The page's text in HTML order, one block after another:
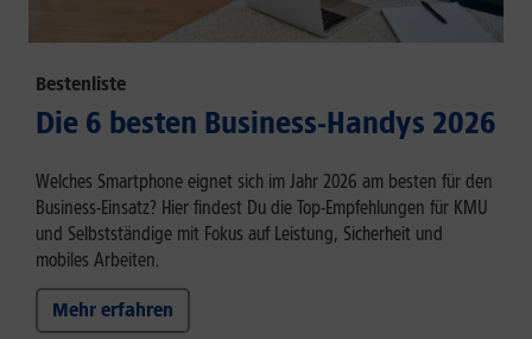
Bestenliste
Die 6 besten Business-Handys 2026
Welches Smartphone eignet sich im Jahr 2026 am besten für den
Business-Einsatz? Hier findest Du die Top-Empfehlungen für KMU
und Selbstständige mit Fokus auf Leistung, Sicherheit und
mobiles Arbeiten.
Mehr erfahren